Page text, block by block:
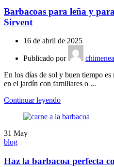
Barbacoas para leña y
Sirvent
16 de abril de 2025
Publicado por
En los días de sol y buen tiempo es
en el jardín con familiares o ...
Continuar leyendo
31 May
blog
Haz la barbacoa perfecta